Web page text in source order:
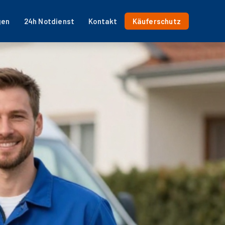
24h Notdienst Kontakt Käuferschutz